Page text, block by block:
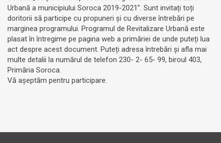
Urbană a municipiului Soroca 2019-2021”. Sunt invitați toți
doritorii să participe cu propuneri și cu diverse întrebări pe
marginea programului. Programul de Revitalizare Urbană este
plasat în întregime pe pagina web a primăriei de unde puteți lua
act despre acest document. Puteți adresa întrebări și afla mai
multe detalii la numărul de telefon 230- 2- 65- 99, biroul 403,
Primăria Soroca.
Vă așeptăm pentru participare.